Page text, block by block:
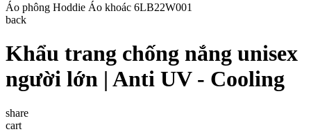
Áo phông Hoddie Áo khoác 6LB22W001
back
Khẩu trang chống nắng unisex
người lớn | Anti UV - Cooling
share
cart